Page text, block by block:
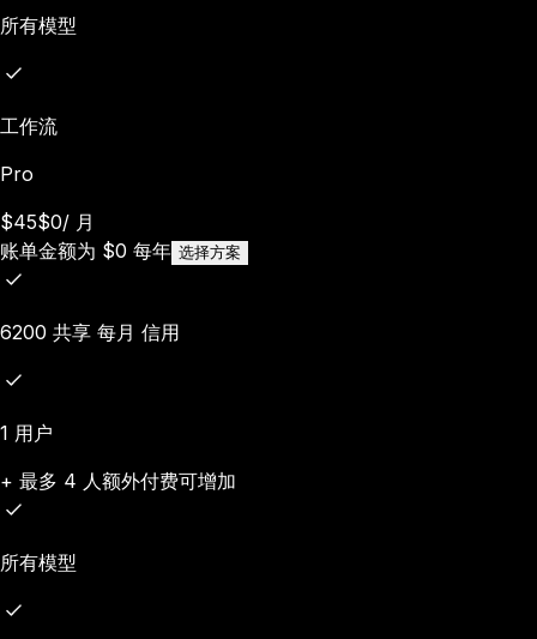
所有模型
工作流
Pro
$45$0/ 月
账单金额为 $0 每年 选择方案
6200 共享 每月 信用
1 用户
+ 最多 4 人额外付费可增加
所有模型